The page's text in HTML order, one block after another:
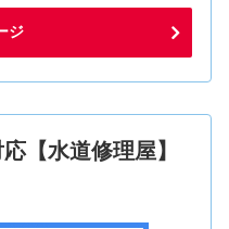
ジ
【水道修理屋】